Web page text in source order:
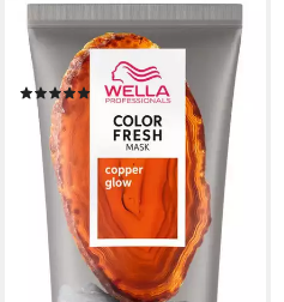
WELLA PROFESSIONALS
Coloration Color Fresh
Farbmaske
(6)
ab 14,29 €
(95,27 €/ 1 l)
lieferbar - in 2-3 Werktagen bei dir